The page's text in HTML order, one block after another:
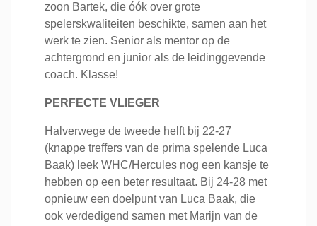
zoon Bartek, die óók over grote
spelerskwaliteiten beschikte, samen aan het
werk te zien. Senior als mentor op de
achtergrond en junior als de leidinggevende
coach. Klasse!
PERFECTE VLIEGER
Halverwege de tweede helft bij 22-27
(knappe treffers van de prima spelende Luca
Baak) leek WHC/Hercules nog een kansje te
hebben op een beter resultaat. Bij 24-28 met
opnieuw een doelpunt van Luca Baak, die
ook verdedigend samen met Marijn van de